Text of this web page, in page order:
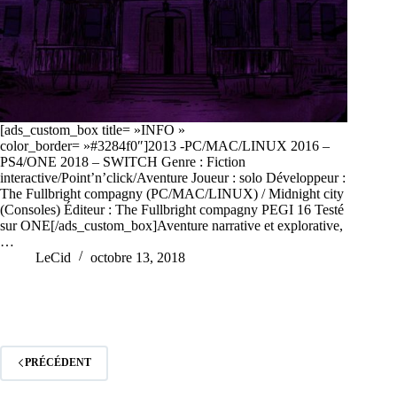
[ads_custom_box title= »INFO »
color_border= »#3284f0″]2013 -PC/MAC/LINUX 2016 –
PS4/ONE 2018 – SWITCH Genre : Fiction
interactive/Point’n’click/Aventure Joueur : solo Développeur :
The Fullbright compagny (PC/MAC/LINUX) / Midnight city
(Consoles) Éditeur : The Fullbright compagny PEGI 16 Testé
sur ONE[/ads_custom_box]Aventure narrative et explorative,
…
LeCid
octobre 13, 2018
PRÉCÉDENT